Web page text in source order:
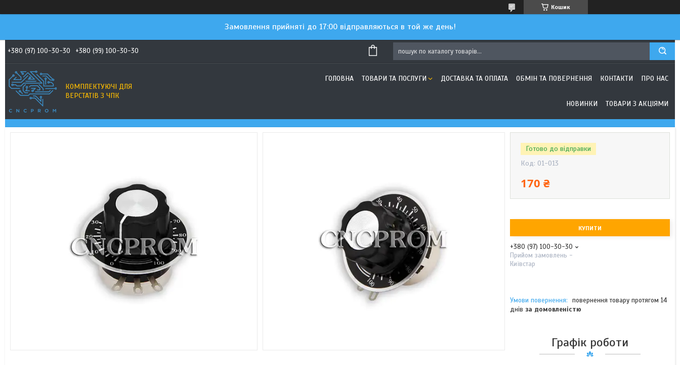
Кошик
Замовлення прийняті до 17:00 відправляються в той же день!
+380 (97) 100-30-30 +380 (99) 100-30-30
КОМПЛЕКТУЮЧІ ДЛЯ
ВЕРСТАТІВ З ЧПК
ГОЛОВНА ТОВАРИ ТА ПОСЛУГИ ДОСТАВКА ТА ОПЛАТА ОБМІН ТА ПОВЕРНЕННЯ КОНТАКТИ ПРО НАС
НОВИНКИ ТОВАРИ З АКЦІЯМИ
Готово до відправки
Код: 01-013
170 ₴
КУПИТИ
+380 (97) 100-30-30
Прийом замовлень -
Київстар
повернення товару протягом 14
днів за домовленістю
Графік роботи